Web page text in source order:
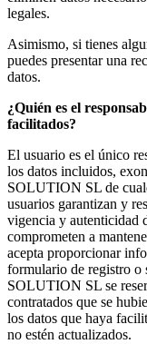
legales.
Asimismo, si tienes
puedes presentar una
datos.
¿Quién es el
facilitados?
El usuario es el único
los datos incluidos,
SOLUTION SL de
usuarios garantizan y
vigencia y autenticidad
comprometen a
acepta proporcionar
formulario de registro
SOLUTION SL se
contratados que se
los datos que haya
no estén actualizados.